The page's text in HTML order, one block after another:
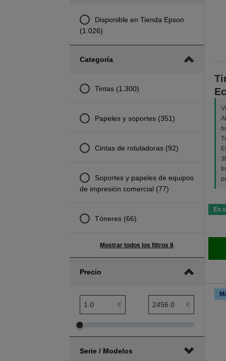
Disponible en Tienda Epson
(1.026)
Categoría
Tintas (1.300)
Papeles y soportes (351)
Cintas de rotuladoras (92)
Soportes y papeles de equipos
de impresión comercial (77)
Tóneres (66)
Mostrar todos los filtros 8
Precio
€ €
Ajustar
rango
Ajustar
rango
Serie / Modelos
En